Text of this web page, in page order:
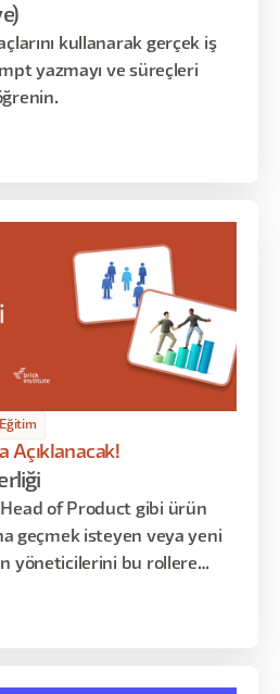
kullanarak gerçek iş
yazmayı ve süreçleri
Açıklanacak!
of Product gibi ürün
geçmek isteyen veya yeni
yöneticilerini bu rollere